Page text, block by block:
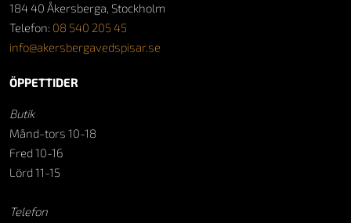
184 40 Åkersberga, Stockholm
Telefon: 08 540 205 45
info@akersbergavedspisar.se
ÖPPETTIDER
Butik
Månd-tors 10-18
Fred 10-16
Lörd 11-15
Telefon